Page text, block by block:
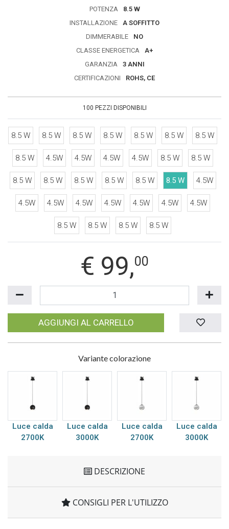
POTENZA
8.5 W
INSTALLAZIONE
A SOFFITTO
DIMMERABILE
NO
CLASSE ENERGETICA
A+
GARANZIA
3 ANNI
CERTIFICAZIONI
ROHS, CE
100 PEZZI DISPONIBILI
8.5 W 8.5 W 8.5 W 8.5 W 8.5 W 8.5 W 8.5 W
8.5 W 4.5W 4.5W 4.5W 4.5W 8.5 W 8.5 W
8.5 W 8.5 W 8.5 W 8.5 W 8.5 W 8.5 W 4.5W
4.5W 4.5W 4.5W 4.5W 4.5W 4.5W 4.5W
8.5 W 8.5 W 8.5 W 8.5 W
€ 99,00
AGGIUNGI AL CARRELLO
Variante colorazione
Luce calda
2700K
Luce calda
3000K
Luce calda
2700K
Luce calda
3000K
DESCRIZIONE
CONSIGLI PER L'UTILIZZO